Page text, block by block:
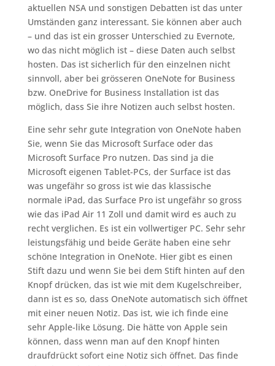
aktuellen NSA und sonstigen Debatten ist das unter
Umständen ganz interessant. Sie können aber auch
– und das ist ein grosser Unterschied zu Evernote,
wo das nicht möglich ist – diese Daten auch selbst
hosten. Das ist sicherlich für den einzelnen nicht
sinnvoll, aber bei grösseren OneNote for Business
bzw. OneDrive for Business Installation ist das
möglich, dass Sie ihre Notizen auch selbst hosten.
Eine sehr sehr gute Integration von OneNote haben
Sie, wenn Sie das Microsoft Surface oder das
Microsoft Surface Pro nutzen. Das sind ja die
Microsoft eigenen Tablet-PCs, der Surface ist das
was ungefähr so gross ist wie das klassische
normale iPad, das Surface Pro ist ungefähr so gross
wie das iPad Air 11 Zoll und damit wird es auch zu
recht verglichen. Es ist ein vollwertiger PC. Sehr sehr
leistungsfähig und beide Geräte haben eine sehr
schöne Integration in OneNote. Hier gibt es einen
Stift dazu und wenn Sie bei dem Stift hinten auf den
Knopf drücken, das ist wie mit dem Kugelschreiber,
dann ist es so, dass OneNote automatisch sich öffnet
mit einer neuen Notiz. Das ist, wie ich finde eine
sehr Apple-like Lösung. Die hätte von Apple sein
können, dass wenn man auf den Knopf hinten
draufdrückt sofort eine Notiz sich öffnet. Das finde